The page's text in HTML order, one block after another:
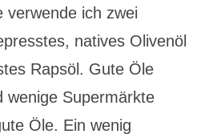
verwende ich zwei
natives Olivenöl
Rapsöl. Gute Öle
wenige Supermärkte
Öle. Ein wenig